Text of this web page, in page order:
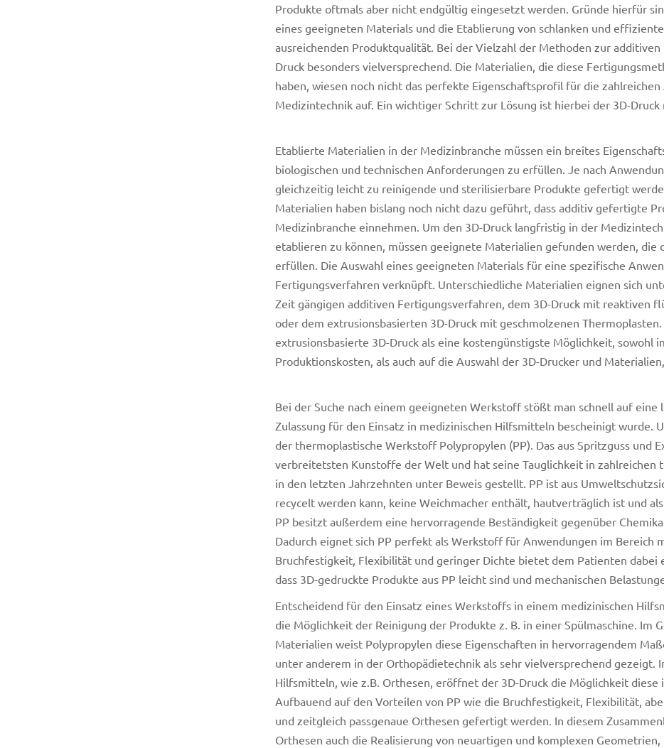
Produkte oftmals aber nicht endgültig eingesetzt werden. Gründe hierfür
eines geeigneten Materials und die Etablierung von schlanken und
ausreichenden Produktqualität. Bei der Vielzahl der Methoden zur
Druck besonders vielversprechend. Die Materialien, die diese
haben, wiesen noch nicht das perfekte Eigenschaftsprofil für die
Medizintechnik auf. Ein wichtiger Schritt zur Lösung ist hierbei der 3D-
Etablierte Materialien in der Medizinbranche müssen ein breites
biologischen und technischen Anforderungen zu erfüllen. Je nach
gleichzeitig leicht zu reinigende und sterilisierbare Produkte gefertigt
Materialien haben bislang noch nicht dazu geführt, dass additiv gefertigte
Medizinbranche einnehmen. Um den 3D-Druck langfristig in der
etablieren zu können, müssen geeignete Materialien gefunden werden,
erfüllen. Die Auswahl eines geeigneten Materials für eine spezifische
Fertigungsverfahren verknüpft. Unterschiedliche Materialien eignen sich
Zeit gängigen additiven Fertigungsverfahren, dem 3D-Druck mit reaktiven
oder dem extrusionsbasierten 3D-Druck mit geschmolzenen
extrusionsbasierte 3D-Druck als eine kostengünstigste Möglichkeit, sowohl
Produktionskosten, als auch auf die Auswahl der 3D-Drucker und
Bei der Suche nach einem geeigneten Werkstoff stößt man schnell auf
Zulassung für den Einsatz in medizinischen Hilfsmitteln bescheinigt wurde.
der thermoplastische Werkstoff Polypropylen (PP). Das aus Spritzguss und
verbreitetsten Kunstoffe der Welt und hat seine Tauglichkeit in zahlreichen
in den letzten Jahrzehnten unter Beweis gestellt. PP ist aus
recycelt werden kann, keine Weichmacher enthält, hautverträglich ist und
PP besitzt außerdem eine hervorragende Beständigkeit gegenüber
Dadurch eignet sich PP perfekt als Werkstoff für Anwendungen im Bereich
Bruchfestigkeit, Flexibilität und geringer Dichte bietet dem Patienten dabei
dass 3D-gedruckte Produkte aus PP leicht sind und mechanischen
Entscheidend für den Einsatz eines Werkstoffs in einem medizinischen
die Möglichkeit der Reinigung der Produkte z. B. in einer Spülmaschine. Im
Materialien weist Polypropylen diese Eigenschaften in hervorragendem
unter anderem in der Orthopädietechnik als sehr vielversprechend gezeigt.
Hilfsmitteln, wie z.B. Orthesen, eröffnet der 3D-Druck die Möglichkeit
Aufbauend auf den Vorteilen von PP wie die Bruchfestigkeit, Flexibilität,
und zeitgleich passgenaue Orthesen gefertigt werden. In diesem
Orthesen auch die Realisierung von neuartigen und komplexen